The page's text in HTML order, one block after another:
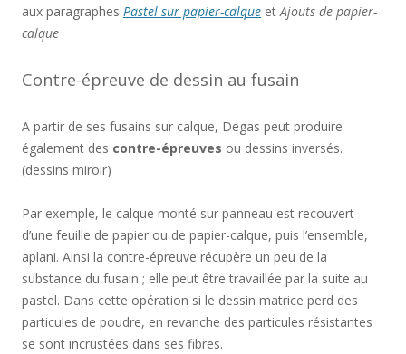
aux paragraphes Pastel sur papier-calque etAjouts de papier-
calque
Contre-épreuve de dessin au fusain
A partir de ses fusains sur calque, Degas peut produire
également des contre-épreuves ou dessins inversés.
(dessins miroir)
Par exemple, le calque monté sur panneau est recouvert
d’une feuille de papier ou de papier-calque, puis l’ensemble,
aplani. Ainsi la contre-épreuve récupère un peu de la
substance du fusain ; elle peut être travaillée par la suite au
pastel. Dans cette opération si le dessin matrice perd des
particules de poudre, en revanche des particules résistantes
se sont incrustées dans ses fibres.